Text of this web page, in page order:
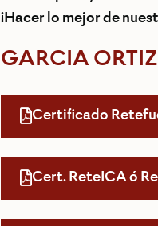
¡Hacer lo mejor de
GARCIA
Certificado
Cert. ReteICA ó